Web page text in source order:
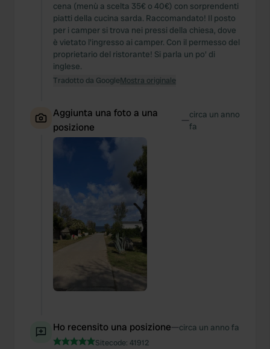
cena (menù a scelta 35€ o 40€) con sorprendenti
piatti della cucina sarda. Raccomandato! Il posto
per i camper si trova nei pressi della chiesa, dove
è vietato l'ingresso ai camper. Con il permesso del
proprietario del ristorante! Si parla un po' di
inglese.
Tradotto da GoogleMostra originale
Aggiunta una foto a una
posizione
—circa un anno
fa
Ho recensito una posizione—circa un anno fa
Sitecode: 41912